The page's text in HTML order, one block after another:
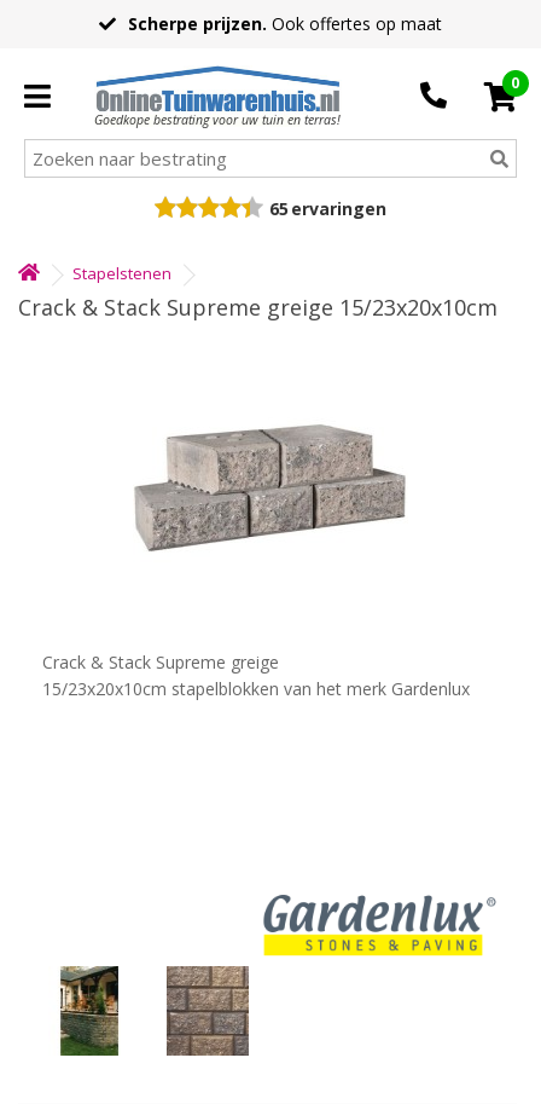
Scherpe prijzen. Ook offertes op maat
Goedkope bestrating voor uw tuin en terras!
0
65 ervaringen
Stapelstenen
Crack & Stack Supreme greige 15/23x20x10cm
Crack & Stack Supreme greige
15/23x20x10cm stapelblokken van het merk ​Gardenlux